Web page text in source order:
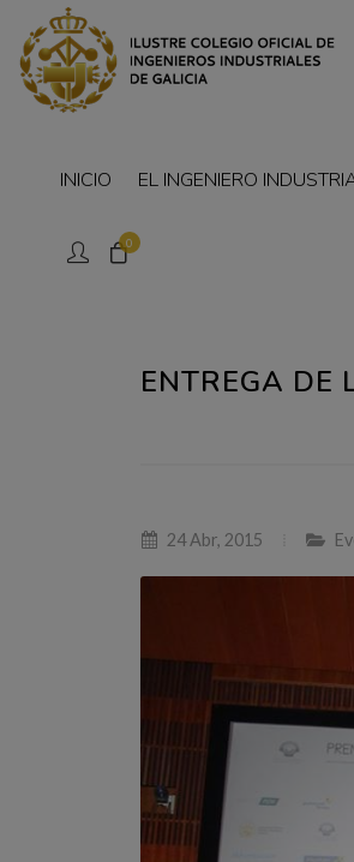
0
INICIO EL INGENIERO
ENTREGA DE
24 Abr, 2015